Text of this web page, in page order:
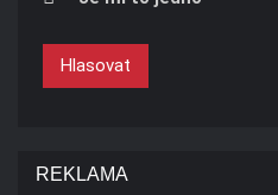
Hlasovat
REKLAMA